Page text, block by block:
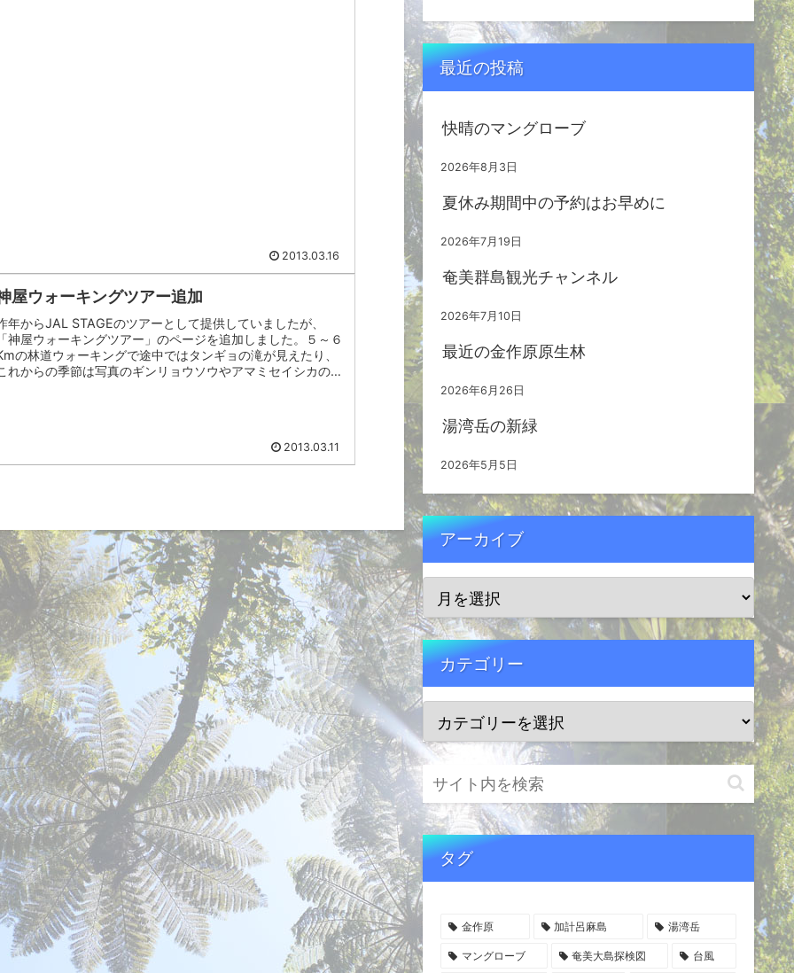
2013.03.16
屋ウォーキングツアー追加
年からJAL STAGEのツアーとして提供していましたが、
神屋ウォーキングツアー」のページを追加しました。５～６
の林道ウォーキングで途中ではタンギョの滝が見えたり、
れからの季節は写真のギンリョウソウやアマミセイシカの可
2013.03.11
最近の投稿
快晴のマングローブ
2026年8月3日
夏休み期間中の予約はお早めに
2026年7月19日
奄美群島観光チャンネル
2026年7月10日
最近の金作原原生林
2026年6月26日
湯湾岳の新緑
2026年5月5日
アーカイブ
カテゴリー
タグ
金作原 加計呂麻島 湯湾岳
マングローブ 奄美大島探検図 台風